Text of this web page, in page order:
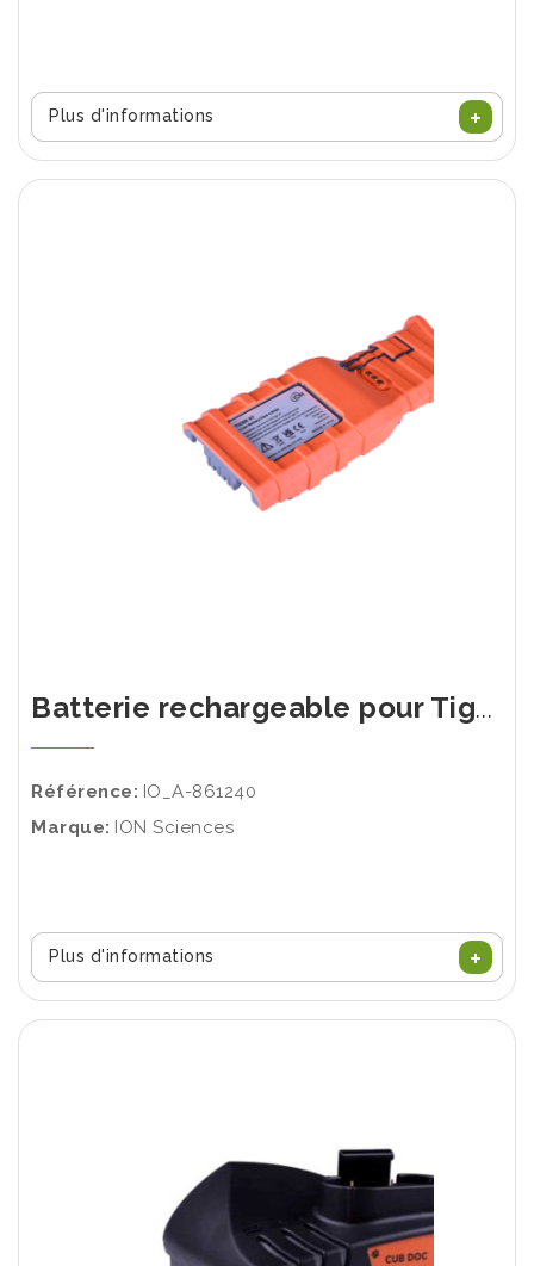
Plus d'informations
Batterie rechargeable pour Tiger Pho Check
Référence: IO_A-861240
Marque: ION Sciences
Plus d'informations